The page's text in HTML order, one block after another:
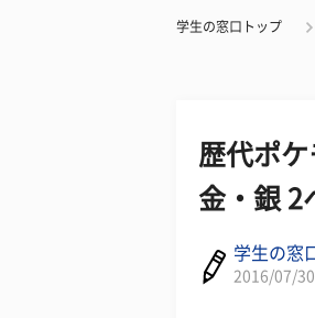
学生の窓口トップ
歴代ポ
金・銀 2
学生の窓
2016/07/30